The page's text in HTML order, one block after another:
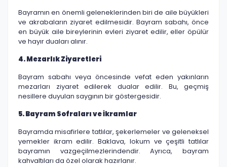
Bayramın en önemli geleneklerinden biri de aile büyükleri
ve akrabaların ziyaret edilmesidir. Bayram sabahı, önce
en büyük aile bireylerinin evleri ziyaret edilir, eller öpülür
ve hayır duaları alınır.
4. Mezarlık Ziyaretleri
Bayram sabahı veya öncesinde vefat eden yakınların
mezarları ziyaret edilerek dualar edilir. Bu, geçmiş
nesillere duyulan saygının bir göstergesidir.
5. Bayram Sofraları ve İkramlar
Bayramda misafirlere tatlılar, şekerlemeler ve geleneksel
yemekler ikram edilir. Baklava, lokum ve çeşitli tatlılar
bayramın vazgeçilmezlerindendir. Ayrıca, bayram
kahvaltıları da özel olarak hazırlanır.